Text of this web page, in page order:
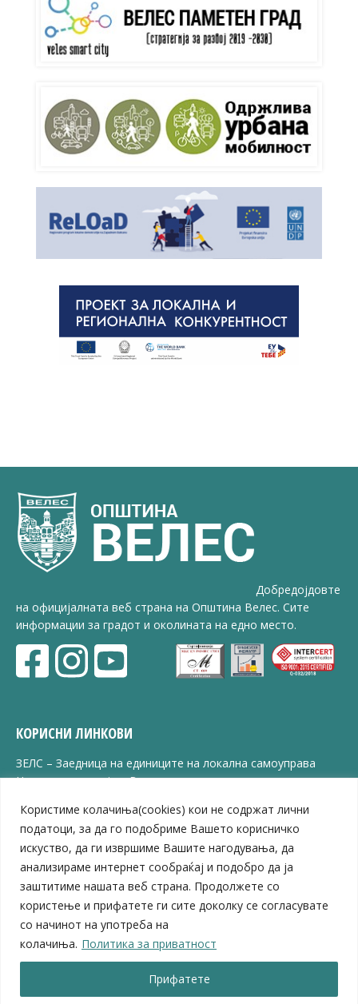
Користиме колачиња(cookies) кои не содржат лични
податоци, за да го подобриме Вашето корисничко
искуство, да ги извршиме Вашите нагодувања, да
анализираме интернет сообраќај и подобро да ја
заштитиме нашата веб страна. Продолжете со
користење и прифатете ги сите доколку се согласувате
со начинот на употреба на
колачиња. Политика за приватност
Прифатете
Добредојдовте
на официјалната веб страна на Општина Велес. Сите
информации за градот и околината на едно место.
КОРИСНИ ЛИНКОВИ
ЗЕЛС – Заедница на единиците на локална самоуправа
Центар за развој на Вардарски плански регион
ЈПССО „Парк – спорт и паркинзи“
ЛБ „Гоце Делчев“
ЛУ „Народен Музеј“
Влада на Република Северна Македонија
Собрание на Република Северна Македонија
Министерство за финансии
Министерство за транспорт
Министерство за локална самоуправа
Министерство за дигитална трансформација
Министерство за јавна администрација
Министерство за образование и наука